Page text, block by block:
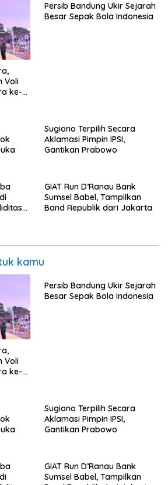
Voli
ke-
Persib Bandung Ukir Sejarah
Besar Sepak Bola Indonesia
Sugiono Terpilih Secara
Aklamasi Pimpin IPSI,
Gantikan Prabowo
GIAT Run D’Ranau Bank
Sumsel Babel, Tampilkan
Band Republik dari Jakarta
kamu
Voli
ke-
Persib Bandung Ukir Sejarah
Besar Sepak Bola Indonesia
Sugiono Terpilih Secara
Aklamasi Pimpin IPSI,
Gantikan Prabowo
GIAT Run D’Ranau Bank
Sumsel Babel, Tampilkan